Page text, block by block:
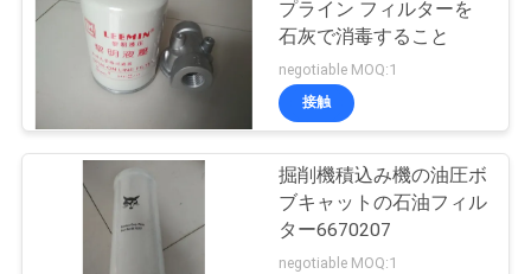
プライン フィルターを
石灰で消毒すること
negotiable MOQ:1
接触
掘削機積込み機の油圧ボ
ブキャットの石油フィル
ター6670207
negotiable MOQ:1